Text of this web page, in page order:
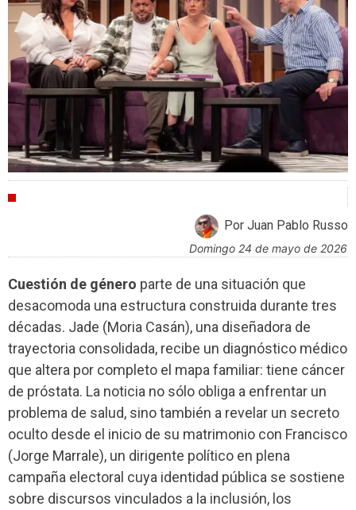
Por Juan Pablo Russo
domingo 24 de mayo de 2026
Cuestión de género parte de una situación que
desacomoda una estructura construida durante tres
décadas. Jade (Moria Casán), una diseñadora de
trayectoria consolidada, recibe un diagnóstico médico
que altera por completo el mapa familiar: tiene cáncer
de próstata. La noticia no sólo obliga a enfrentar un
problema de salud, sino también a revelar un secreto
oculto desde el inicio de su matrimonio con Francisco
(Jorge Marrale), un dirigente político en plena
campaña electoral cuya identidad pública se sostiene
sobre discursos vinculados a la inclusión, los